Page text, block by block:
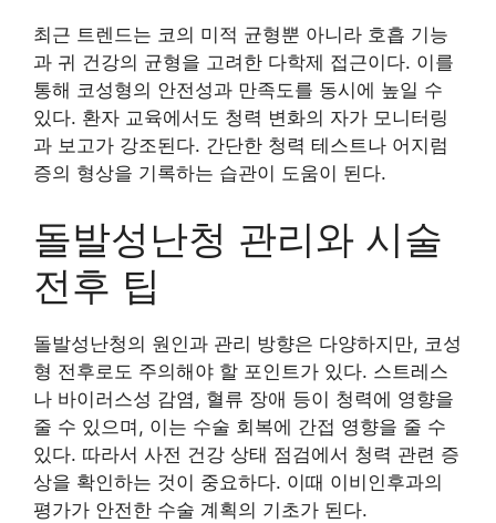
최근 트렌드는 코의 미적 균형뿐 아니라 호흡 기능
과 귀 건강의 균형을 고려한 다학제 접근이다. 이를
통해 코성형의 안전성과 만족도를 동시에 높일 수
있다. 환자 교육에서도 청력 변화의 자가 모니터링
과 보고가 강조된다. 간단한 청력 테스트나 어지럼
증의 형상을 기록하는 습관이 도움이 된다.
돌발성난청 관리와 시술
전후 팁
돌발성난청의 원인과 관리 방향은 다양하지만, 코성
형 전후로도 주의해야 할 포인트가 있다. 스트레스
나 바이러스성 감염, 혈류 장애 등이 청력에 영향을
줄 수 있으며, 이는 수술 회복에 간접 영향을 줄 수
있다. 따라서 사전 건강 상태 점검에서 청력 관련 증
상을 확인하는 것이 중요하다. 이때 이비인후과의
평가가 안전한 수술 계획의 기초가 된다.